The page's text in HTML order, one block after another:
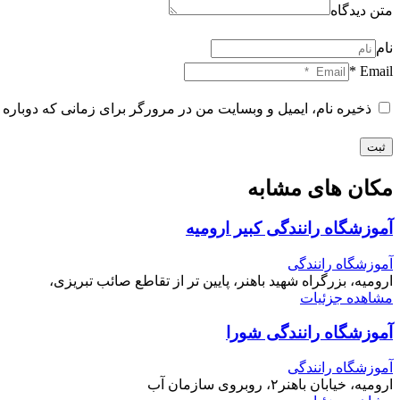
متن دیدگاه
نام
Email *
ذخیره نام، ایمیل و وبسایت من در مرورگر برای زمانی که
ثبت
مکان های مشابه
آموزشگاه رانندگی کبیر ارومیه
آموزشگاه رانندگی
ارومیه، بزرگراه شهید باهنر، پایین تر از تقاطع صائب تبریزی،
مشاهده جزئیات
آموزشگاه رانندگی شورا
آموزشگاه رانندگی
ارومیه، خیابان باهنر۲، روبروی سازمان آب